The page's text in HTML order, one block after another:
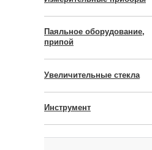
Паяльное оборудование,
припой
Увеличительные стекла
Инструмент